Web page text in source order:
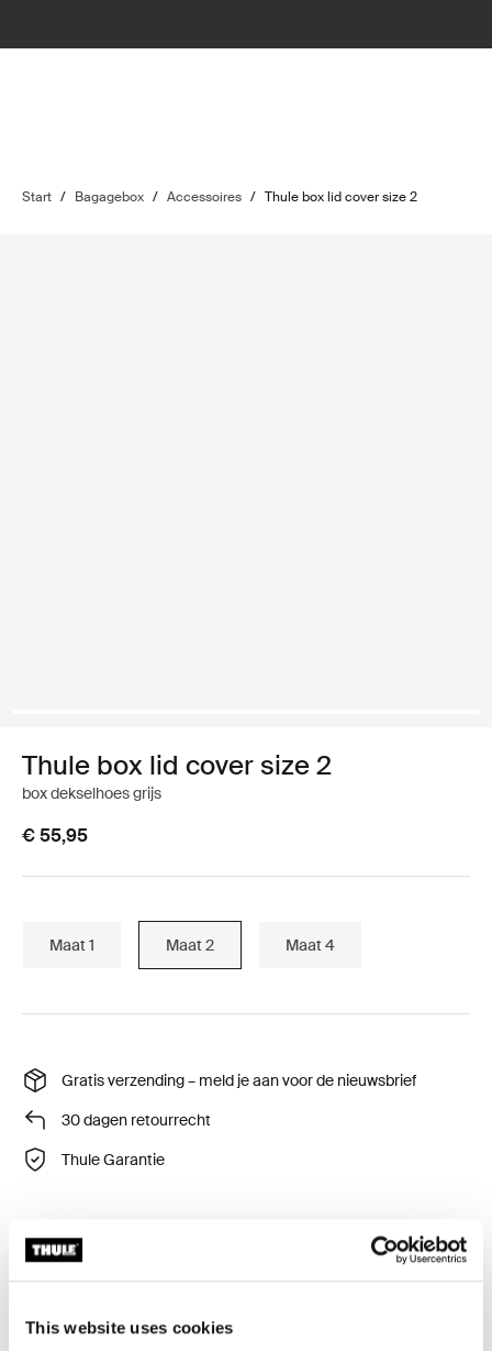
This website uses cookies
Start / Bagagebox / Accessoires / Thule box lid cover size 2
Thule box lid cover size 2
box dekselhoes grijs
€ 55,95
Maat 1 Maat 2 Maat 4
Gratis verzending – meld je aan voor de nieuwsbrief
30 dagen retourrecht
Thule Garantie
Dekselbescherming om de koffer tijdens opslag te
beschermen tegen krassen en stof.